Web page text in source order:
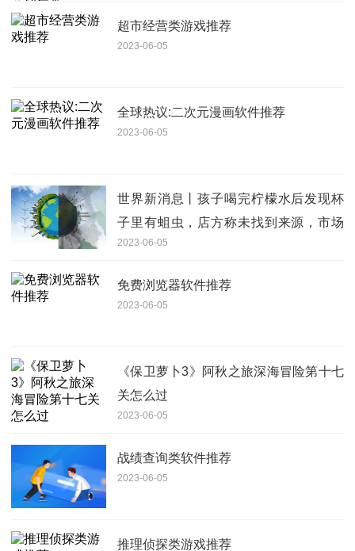
超市经营类游戏推荐
2023-06-05
全球热议:二次元漫画软件推荐
2023-06-05
世界新消息丨孩子喝完柠檬水后发现杯
子里有蛆虫，店方称未找到来源，市场
监管介入调查
2023-06-05
免费浏览器软件推荐
2023-06-05
《保卫萝卜3》阿秋之旅深海冒险第十七
关怎么过
2023-06-05
战绩查询类软件推荐
2023-06-05
推理侦探类游戏推荐